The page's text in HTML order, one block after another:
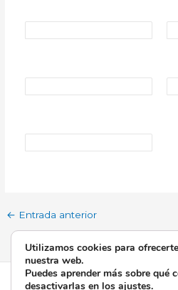
← Entrada anterior
Todos los derechos © 2026
Utilizamos cookies para
nuestra web.
Puedes aprender más sobre qué
desactivarlas en los ajustes.